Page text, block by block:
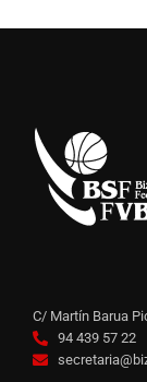
C/ Martín Barua
94 439 57 22